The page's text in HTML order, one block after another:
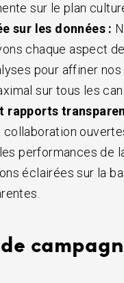
sur le plan
sur les données :
chaque aspect
pour affiner
sur tous les
rapports
performances de
éclairées sur la